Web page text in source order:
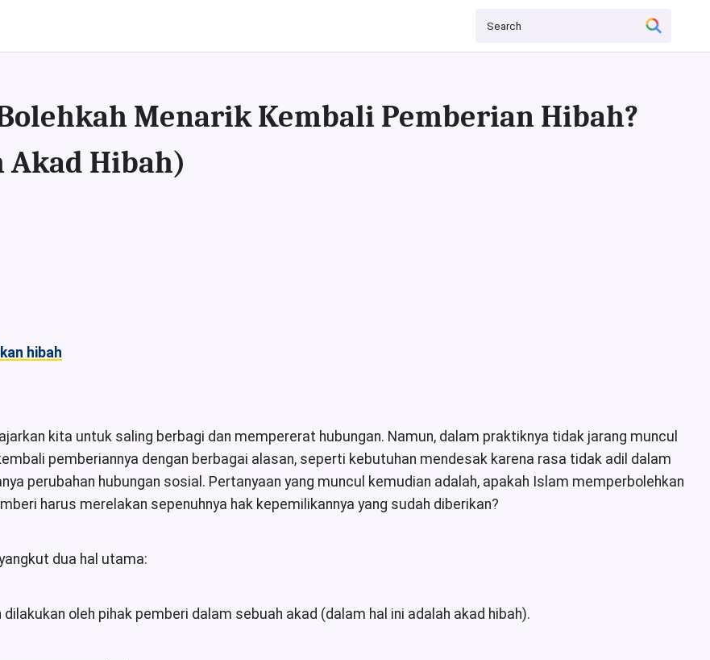
Menarik Kembali Pemberian Hibah?
Akad Hibah)
hibah
kita untuk saling berbagi dan mempererat hubungan. Namun, dalam praktiknya tidak jarang muncul
pemberiannya dengan berbagai alasan, seperti kebutuhan mendesak karena rasa tidak adil dalam
perubahan hubungan sosial. Pertanyaan yang muncul kemudian adalah, apakah Islam memperbolehkan
harus merelakan sepenuhnya hak kepemilikannya yang sudah diberikan?
dua hal utama:
oleh pihak pemberi dalam sebuah akad (dalam hal ini adalah akad hibah).